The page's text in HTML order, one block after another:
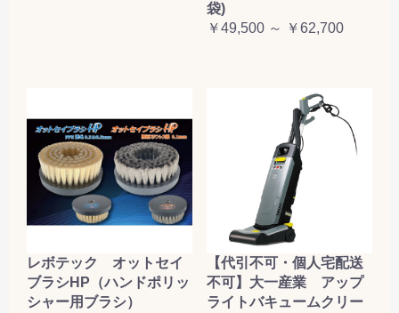
袋)
￥49,500 ～ ￥62,700
レボテック オットセイ
ブラシHP（ハンドポリッ
シャー用ブラシ）
【代引不可・個人宅配送
不可】大一産業 アップ
ライトバキュームクリー